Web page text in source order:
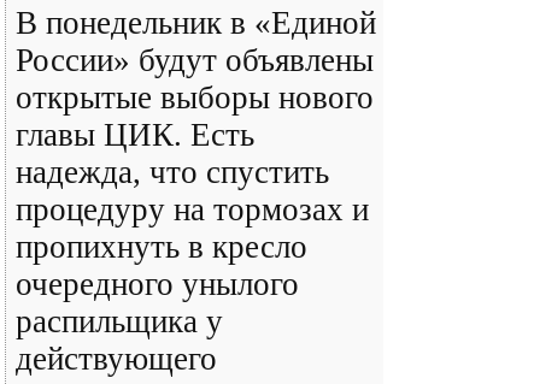
В понедельник в «Единой
России» будут объявлены
открытые выборы нового
главы ЦИК. Есть
надежда, что спустить
процедуру на тормозах и
пропихнуть в кресло
очередного унылого
распильщика у
действующего